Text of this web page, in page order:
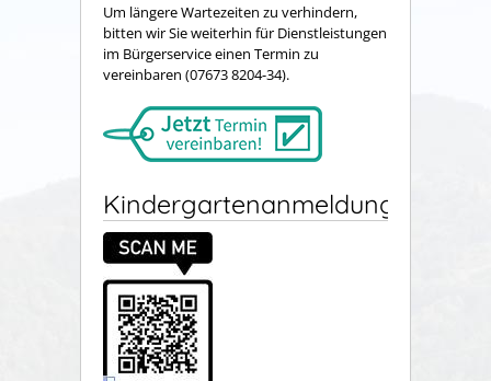
Um längere Wartezeiten zu verhindern,
bitten wir Sie weiterhin für Dienstleistungen
im Bürgerservice einen Termin zu
vereinbaren (07673 8204-34).
Kindergartenanmeldung